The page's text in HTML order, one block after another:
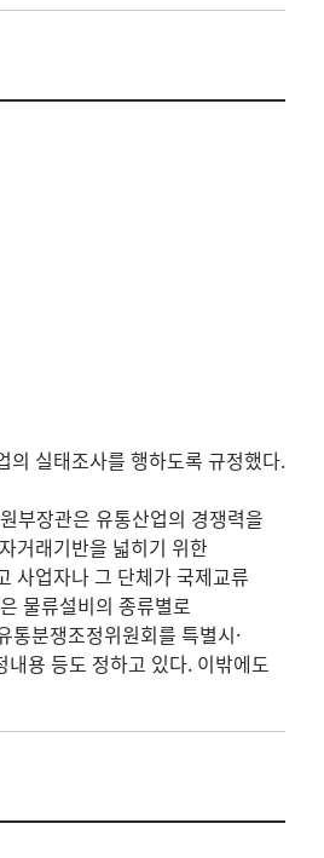
의 실태조사를 행하도록 규정했다.
부장관은 유통산업의 경쟁력을
거래기반을 넓히기 위한
사업자나 그 단체가 국제교류
물류설비의 종류별로
분쟁조정위원회를 특별시·
용 등도 정하고 있다. 이밖에도